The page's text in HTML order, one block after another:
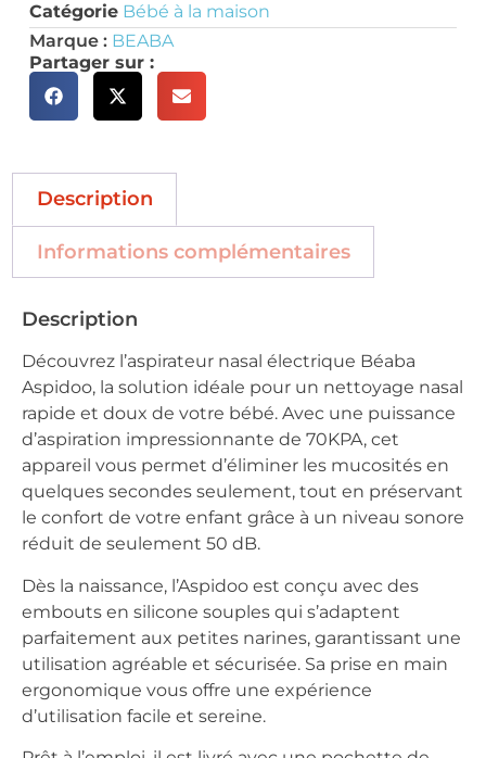
Catégorie Bébé à la maison
Marque : BEABA
Partager sur :
Description
Informations complémentaires
Description
Découvrez l’aspirateur nasal électrique Béaba
Aspidoo, la solution idéale pour un nettoyage nasal
rapide et doux de votre bébé. Avec une puissance
d’aspiration impressionnante de 70KPA, cet
appareil vous permet d’éliminer les mucosités en
quelques secondes seulement, tout en préservant
le confort de votre enfant grâce à un niveau sonore
réduit de seulement 50 dB.
Dès la naissance, l’Aspidoo est conçu avec des
embouts en silicone souples qui s’adaptent
parfaitement aux petites narines, garantissant une
utilisation agréable et sécurisée. Sa prise en main
ergonomique vous offre une expérience
d’utilisation facile et sereine.